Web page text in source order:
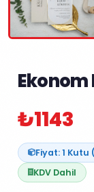
Ekonom
₺1143
Fiyat: 1 Kutu
KDV Dahil